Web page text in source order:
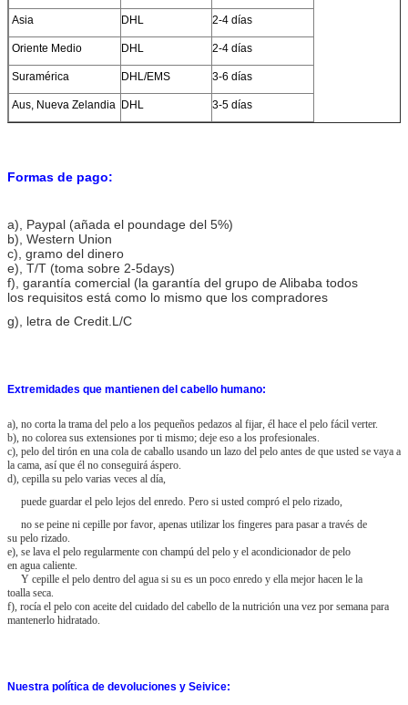
Asia DHL 2-4 días
Oriente Medio DHL 2-4 días
Suramérica DHL/EMS 3-6 días
Aus, Nueva Zelandia DHL 3-5 días
Formas de pago:
a), Paypal (añada el poundage del 5%)
b), Western Union
c), gramo del dinero
e), T/T (toma sobre 2-5days)
f), garantía comercial (la garantía del grupo de Alibaba todos
los requisitos está como lo mismo que los compradores
g), letra de Credit.L/C
Extremidades que mantienen del cabello humano:
a), no corta la trama del pelo a los pequeños pedazos al fijar, él hace el pelo fácil verter.
b), no colorea sus extensiones por ti mismo; deje eso a los profesionales.
c), pelo del tirón en una cola de caballo usando un lazo del pelo antes de que usted se vaya a
la cama, así que él no conseguirá áspero.
d), cepilla su pelo varias veces al día,
puede guardar el pelo lejos del enredo. Pero si usted compró el pelo rizado,
no se peine ni cepille por favor, apenas utilizar los fingeres para pasar a través de
su pelo rizado.
e), se lava el pelo regularmente con champú del pelo y el acondicionador de pelo
en agua caliente.
Y cepille el pelo dentro del agua si su es un poco enredo y ella mejor hacen le la
toalla seca.
f), rocía el pelo con aceite del cuidado del cabello de la nutrición una vez por semana para
mantenerlo hidratado.
Nuestra política de devoluciones y Seivice: